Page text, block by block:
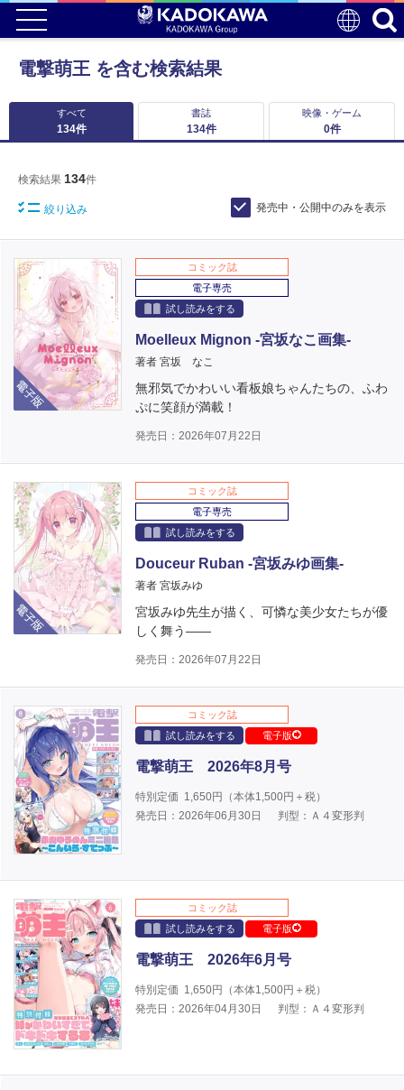
電撃萌王 を含む検索結果
すべて
134件
書誌
134件
映像・ゲーム
0件
検索結果 134件
絞り込み 発売中・公開中のみを表示
電子版
コミック誌
電子専売
試し読みをする
Moelleux Mignon -宮坂なこ画集-
著者 宮坂 なこ
無邪気でかわいい看板娘ちゃんたちの、ふわ
ぷに笑顔が満載！
発売日：2026年07月22日
電子版
コミック誌
電子専売
試し読みをする
Douceur Ruban -宮坂みゆ画集-
著者 宮坂みゆ
宮坂みゆ先生が描く、可憐な美少女たちが優
しく舞う――
発売日：2026年07月22日
コミック誌
試し読みをする
電子版
電撃萌王 2026年8月号
特別定価 1,650円（本体1,500円＋税）
発売日：2026年06月30日
判型：Ａ４変形判
コミック誌
試し読みをする
電子版
電撃萌王 2026年6月号
特別定価 1,650円（本体1,500円＋税）
発売日：2026年04月30日
判型：Ａ４変形判